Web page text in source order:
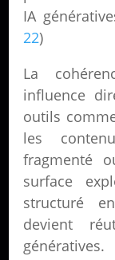
IA
22)
La
influence
outils
les
fragmenté
surface
structuré
devient
génératives.